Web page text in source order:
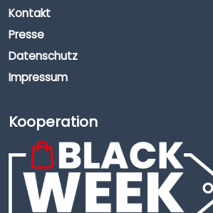
Kontakt
Presse
Datenschutz
Impressum
Kooperation